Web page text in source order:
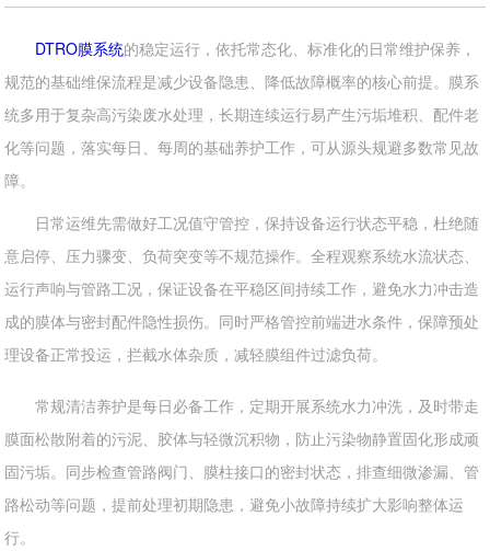
DTRO膜系统的稳定运行，依托常态化、标准化的日常维护保养，
规范的基础维保流程是减少设备隐患、降低故障概率的核心前提。膜系
统多用于复杂高污染废水处理，长期连续运行易产生污垢堆积、配件老
化等问题，落实每日、每周的基础养护工作，可从源头规避多数常见故
障。
日常运维先需做好工况值守管控，保持设备运行状态平稳，杜绝随
意启停、压力骤变、负荷突变等不规范操作。全程观察系统水流状态、
运行声响与管路工况，保证设备在平稳区间持续工作，避免水力冲击造
成的膜体与密封配件隐性损伤。同时严格管控前端进水条件，保障预处
理设备正常投运，拦截水体杂质，减轻膜组件过滤负荷。
常规清洁养护是每日必备工作，定期开展系统水力冲洗，及时带走
膜面松散附着的污泥、胶体与轻微沉积物，防止污染物静置固化形成顽
固污垢。同步检查管路阀门、膜柱接口的密封状态，排查细微渗漏、管
路松动等问题，提前处理初期隐患，避免小故障持续扩大影响整体运
行。